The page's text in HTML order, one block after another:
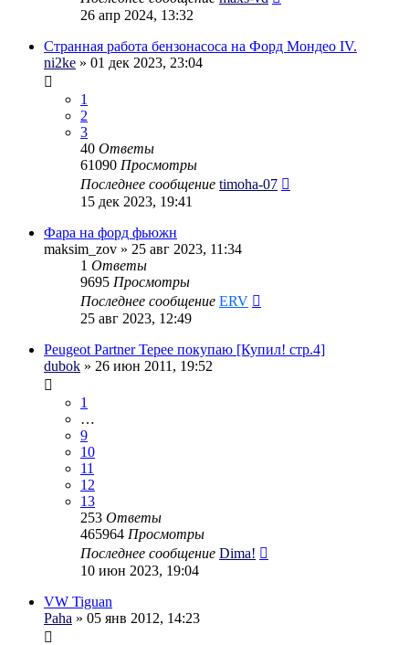
26 апр 2024, 13:32
Странная работа бензонасоса на Форд Мондео IV.
ni2ke » 01 дек 2023, 23:04
1
2
3
40 Ответы
61090 Просмотры
Последнее сообщение timoha-07
15 дек 2023, 19:41
Фара на форд фьюжн
maksim_zov » 25 авг 2023, 11:34
1 Ответы
9695 Просмотры
Последнее сообщение ERV
25 авг 2023, 12:49
Peugeot Partner Tepee покупаю [Купил! стр.4]
dubok » 26 июн 2011, 19:52
1
…
9
10
11
12
13
253 Ответы
465964 Просмотры
Последнее сообщение Dima!
10 июн 2023, 19:04
VW Tiguan
Paha » 05 янв 2012, 14:23